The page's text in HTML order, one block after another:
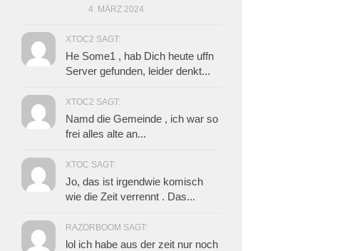
4. MÄRZ 2024
XTOC2 SAGT:
He Some1 , hab Dich heute uffn
Server gefunden, leider denkt...
XTOC2 SAGT:
Namd die Gemeinde , ich war so
frei alles alte an...
XTOC SAGT:
Jo, das ist irgendwie komisch
wie die Zeit verrennt . Das...
RAZORBOOM SAGT:
lol ich habe aus der zeit nur noch